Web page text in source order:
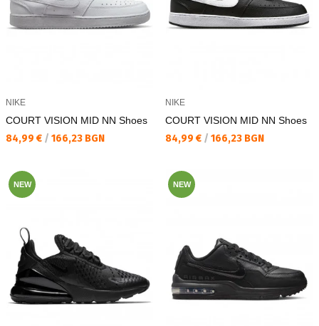
NIKE
COURT VISION MID NN Shoes
Текуща цена:
84,99 € / 166,23 BGN
NIKE
COURT VISION MID NN Shoes
Текуща цена:
84,99 € / 166,23 BGN
NEW NEW